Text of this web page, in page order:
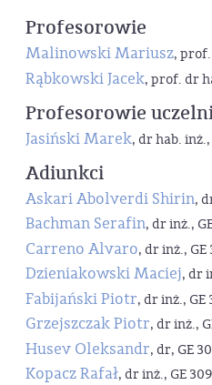
Profesorowie
Malinowski Mariusz, prof.
Rąbkowski Jacek, prof. dr
Profesorowie
Jasiński Marek, dr hab.
Adiunkci
Askari Abolverdi Shirin,
Bachman Serafin, dr inż.,
Carreno Alvaro, dr inż., GE
Dzieniakowski Maciej, dr
Fabijański Piotr, dr inż., GE
Grzejszczak Piotr, dr inż.,
Husev Oleksandr, dr, GE
Kopacz Rafał, dr inż., GE